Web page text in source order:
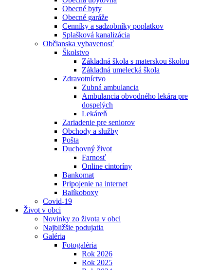
Obecné byty
Obecné garáže
Cenníky a sadzobníky poplatkov
Splašková kanalizácia
Občianska vybavenosť
Školstvo
Základná škola s materskou školou
Základná umelecká škola
Zdravotníctvo
Zubná ambulancia
Ambulancia obvodného lekára pre
dospelých
Lekáreň
Zariadenie pre seniorov
Obchody a služby
Pošta
Duchovný život
Farnosť
Online cintoríny
Bankomat
Pripojenie na internet
Balíkoboxy
Covid-19
Život v obci
Novinky zo života v obci
Najbližšie podujatia
Galéria
Fotogaléria
Rok 2026
Rok 2025